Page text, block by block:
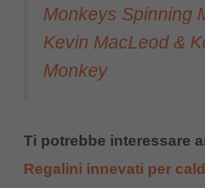
Monkeys Spinning
Kevin MacLeod &
Monkey
Ti potrebbe interessare
Regalini innevati per